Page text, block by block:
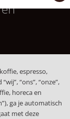
espresso,
“ons”, “onze”,
horeca en
ga je automatisch
met deze